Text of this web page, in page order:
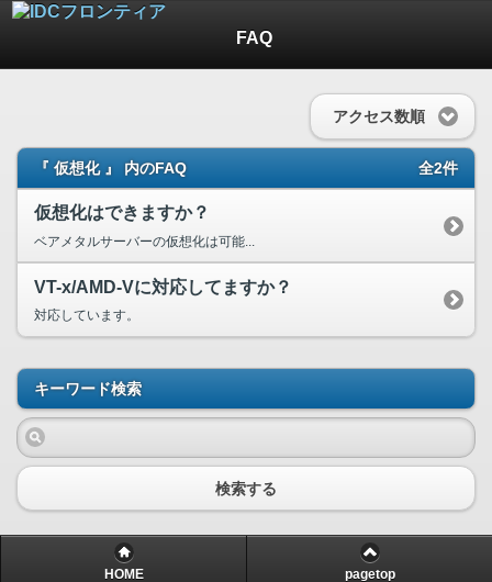
FAQ
アクセス数順
『 仮想化 』 内のFAQ 全2件
仮想化はできますか？
ベアメタルサーバーの仮想化は可能...
VT-x/AMD-Vに対応してますか？
対応しています。
キーワード検索
検索する
HOME pagetop